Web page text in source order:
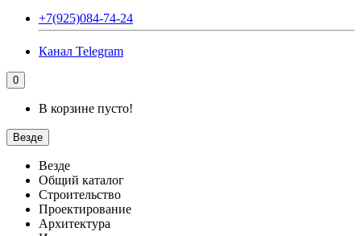
+7(925)084-74-24
Канал Telegram
0
В корзине пусто!
Везде
Везде
Общий каталог
Строительство
Проектирование
Архитектура